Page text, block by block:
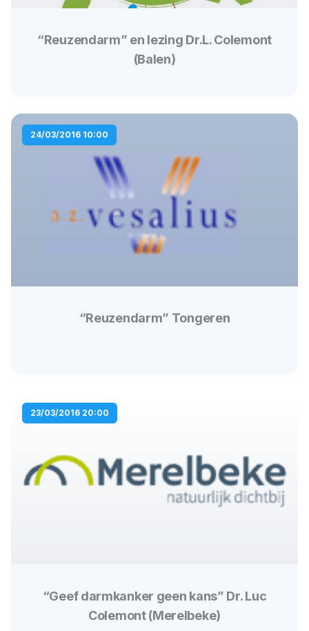
“Reuzendarm” en lezing Dr.L. Colemont
(Balen)
“Reuzendarm” Tongeren
24/03/2016 10:00
“Geef darmkanker geen kans” Dr. Luc
Colemont (Merelbeke)
23/03/2016 20:00